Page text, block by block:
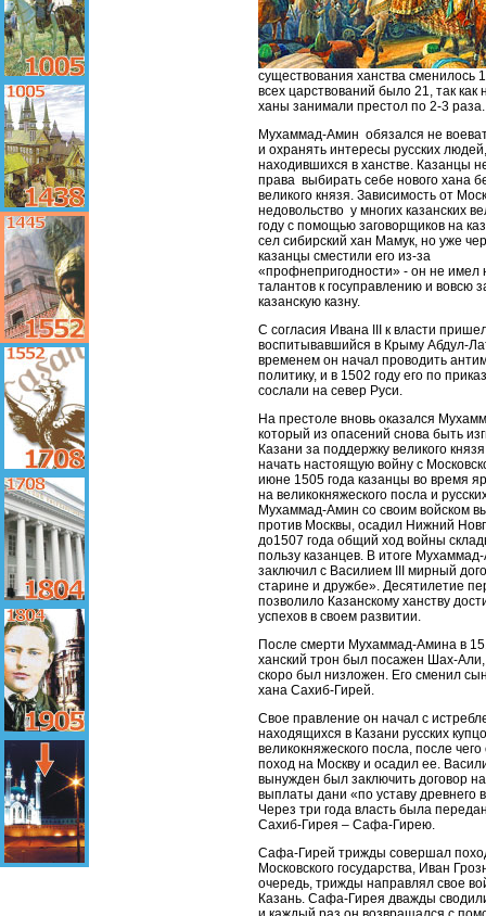
существования ханства сменилось
всех царствований было 21, так как
ханы занимали престол по 2-3 раза.
Мухаммад-Амин обязался не
и охранять интересы русских людей,
находившихся в ханстве. Казанцы
права выбирать себе нового хана
великого князя. Зависимость от
недовольство у многих казанских
году с помощью заговорщиков на
сел сибирский хан Мамук, но уже
казанцы сместили его из-за
«профнепригодности» - он не имел
талантов к госуправлению и вовсю
казанскую казну.
С согласия Ивана III к власти
воспитывавшийся в Крыму Абдул-
временем он начал проводить
политику, и в 1502 году его по
сослали на север Руси.
На престоле вновь оказался
который из опасений снова быть
Казани за поддержку великого
начать настоящую войну с
июне 1505 года казанцы во время
на великокняжеского посла и
Мухаммад-Амин со своим войском
против Москвы, осадил Нижний
до1507 года общий ход войны
пользу казанцев. В итоге
заключил с Василием III мирный
старине и дружбе». Десятилетие
позволило Казанскому ханству
успехов в своем развитии.
После смерти Мухаммад-Амина в
ханский трон был посажен Шах-
скоро был низложен. Его сменил
хана Сахиб-Гирей.
Свое правление он начал с
находящихся в Казани русских
великокняжеского посла, после
поход на Москву и осадил ее.
вынужден был заключить договор
выплаты дани «по уставу
Через три года власть была
Сахиб-Гирея – Сафа-Гирею.
Сафа-Гирей трижды совершал
Московского государства, Иван
очередь, трижды направлял свое
Казань. Сафа-Гирея дважды